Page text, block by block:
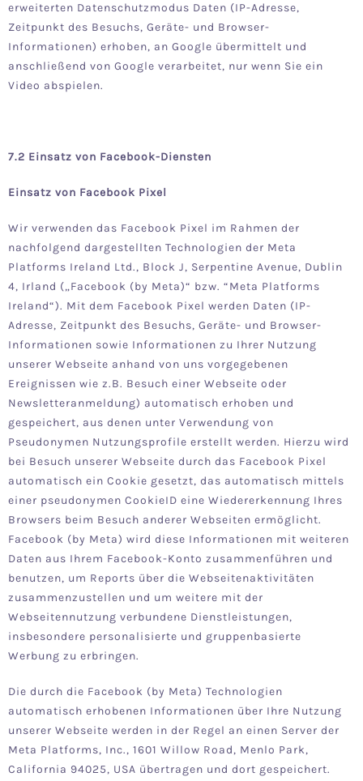
erweiterten Datenschutzmodus Daten (IP-Adresse,
Zeitpunkt des Besuchs, Geräte- und Browser-
Informationen) erhoben, an Google übermittelt und
anschließend von Google verarbeitet, nur wenn Sie ein
Video abspielen.
7.2 Einsatz von Facebook-Diensten
Einsatz von Facebook Pixel
Wir verwenden das Facebook Pixel im Rahmen der
nachfolgend dargestellten Technologien der Meta
Platforms Ireland Ltd., Block J, Serpentine Avenue, Dublin
4, Irland („Facebook (by Meta)“ bzw. “Meta Platforms
Ireland“). Mit dem Facebook Pixel werden Daten (IP-
Adresse, Zeitpunkt des Besuchs, Geräte- und Browser-
Informationen sowie Informationen zu Ihrer Nutzung
unserer Webseite anhand von uns vorgegebenen
Ereignissen wie z.B. Besuch einer Webseite oder
Newsletteranmeldung) automatisch erhoben und
gespeichert, aus denen unter Verwendung von
Pseudonymen Nutzungsprofile erstellt werden. Hierzu wird
bei Besuch unserer Webseite durch das Facebook Pixel
automatisch ein Cookie gesetzt, das automatisch mittels
einer pseudonymen CookieID eine Wiedererkennung Ihres
Browsers beim Besuch anderer Webseiten ermöglicht.
Facebook (by Meta) wird diese Informationen mit weiteren
Daten aus Ihrem Facebook-Konto zusammenführen und
benutzen, um Reports über die Webseitenaktivitäten
zusammenzustellen und um weitere mit der
Webseitennutzung verbundene Dienstleistungen,
insbesondere personalisierte und gruppenbasierte
Werbung zu erbringen.
Die durch die Facebook (by Meta) Technologien
automatisch erhobenen Informationen über Ihre Nutzung
unserer Webseite werden in der Regel an einen Server der
Meta Platforms, Inc., 1601 Willow Road, Menlo Park,
California 94025, USA übertragen und dort gespeichert.